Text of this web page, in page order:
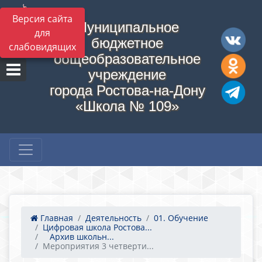
Версия сайта
для
слабовидящих
Муниципальное
бюджетное
общеобразовательное
учреждение
города Ростова-на-Дону
«Школа № 109»
Главная Деятельность
01. Обучение
Цифровая школа Ростова...
​​​​​​​Архив школьн...
Мероприятия 3 четверти...